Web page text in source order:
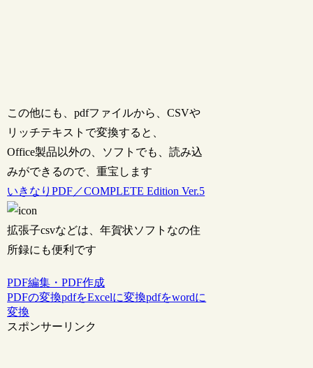
この他にも、pdfファイルから、CSVや
リッチテキストで変換すると、
Office製品以外の、ソフトでも、読み込
みができるので、重宝します
いきなりPDF／COMPLETE Edition Ver.5
拡張子csvなどは、年賀状ソフトなの住
所録にも便利です
PDF編集・PDF作成
PDFの変換pdfをExcelに変換pdfをwordに
変換
スポンサーリンク